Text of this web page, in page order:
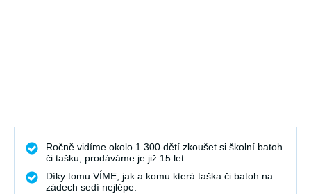
Ročně vidíme okolo 1.300 dětí zkoušet si školní batoh
či tašku, prodáváme je již 15 let.
Díky tomu VÍME, jak a komu která taška či batoh na
zádech sedí nejlépe.